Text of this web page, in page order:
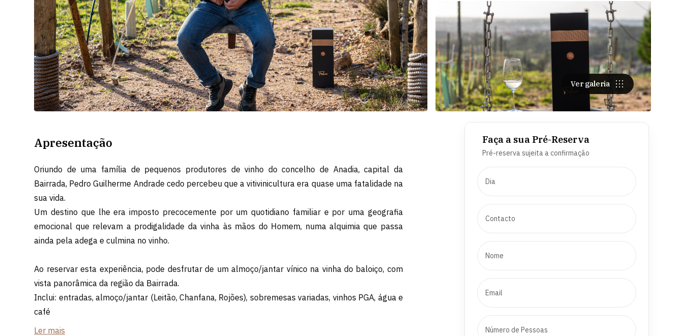
Ver galeria
Apresentação
Oriundo de uma família de pequenos produtores de vinho do concelho de Anadia, capital da
Bairrada, Pedro Guilherme Andrade cedo percebeu que a vitivinicultura era quase uma fatalidade na
sua vida.
Um destino que lhe era imposto precocemente por um quotidiano familiar e por uma geografia
emocional que relevam a prodigalidade da vinha às mãos do Homem, numa alquimia que passa
ainda pela adega e culmina no vinho.
Ao reservar esta experiência, pode desfrutar de um almoço/jantar vínico na vinha do baloiço, com
vista panorâmica da região da Bairrada.
Inclui: entradas, almoço/jantar (Leitão, Chanfana, Rojões), sobremesas variadas, vinhos PGA, água e
café
Ler mais
Faça a sua Pré-Reserva
Pré-reserva sujeita a confirmação